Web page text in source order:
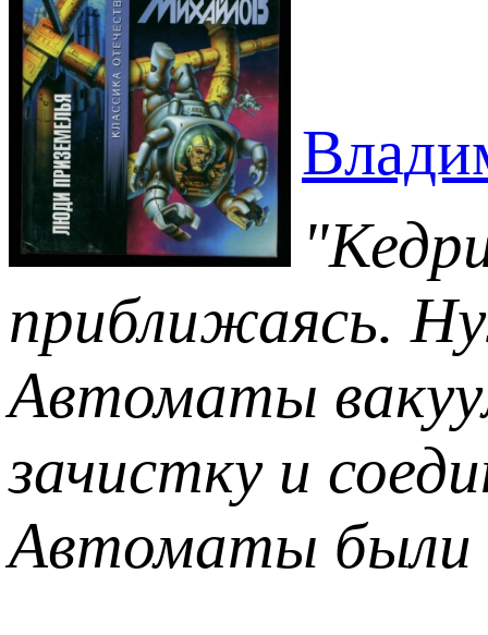
приближаясь.
Автоматы
зачистку и
Автоматы были